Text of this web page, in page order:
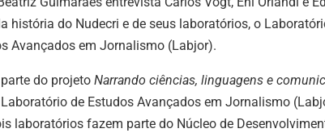
história do Nudecri e de seus laboratórios, o
Avançados em Jornalismo (Labjor).
do projeto Narrando ciências, linguagens e
de Estudos Avançados em Jornalismo
laboratórios fazem parte do Núcleo de